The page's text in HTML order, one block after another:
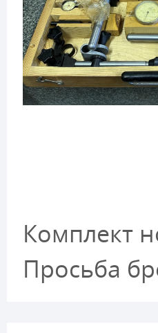
Комплект
Просьба